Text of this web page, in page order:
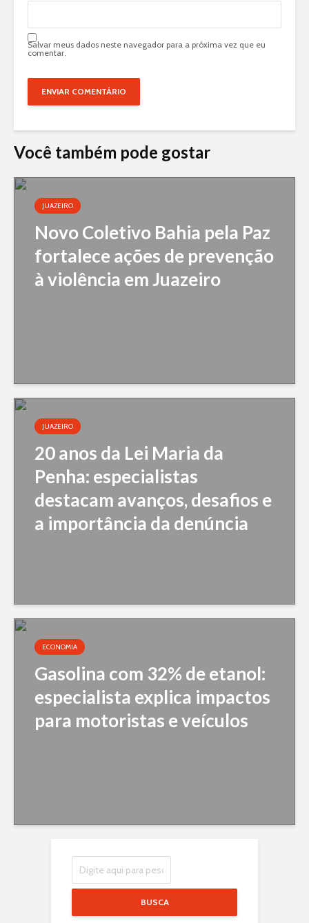
Salvar meus dados neste navegador para a próxima vez que eu
comentar.
Você também pode gostar
JUAZEIRO
Novo Coletivo Bahia pela Paz
fortalece ações de prevenção
à violência em Juazeiro
JUAZEIRO
20 anos da Lei Maria da
Penha: especialistas
destacam avanços, desafios e
a importância da denúncia
ECONOMIA
Gasolina com 32% de etanol:
especialista explica impactos
para motoristas e veículos
BUSCA